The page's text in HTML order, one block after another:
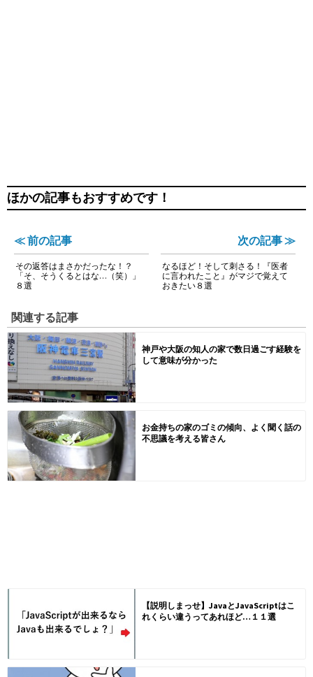
ほかの記事もおすすめです！
≪ 前の記事
その返答はまさかだったな！？
「そ、そうくるとはな…（笑）」
８選
次の記事 ≫
なるほど！そして刺さる！『医者
に言われたこと』がマジで覚えて
おきたい８選
関連する記事
神戸や大阪の知人の家で数日過ごす経験を
して意味が分かった
お金持ちの家のゴミの傾向、よく聞く話の
不思議を考える皆さん
【説明しまっせ】JavaとJavaScriptはこ
れくらい違うってあれほど…１１選